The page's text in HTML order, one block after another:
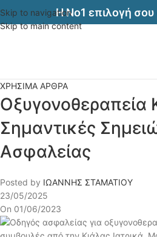
Skip to navigation
Skip to main content
Η Νο1 επιλογή σου
ΧΡΗΣΙΜΑ ΑΡΘΡΑ
Οξυγονοθεραπεία
Σημαντικές
Ασφαλείας
Posted by ΙΩΑΝΝΗΣ ΣΤΑΜΑΤΙΟΥ
23/05/2025
On 01/06/2023